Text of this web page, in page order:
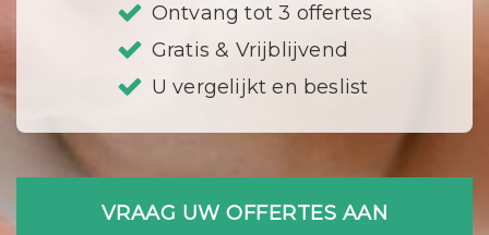
Ontvang tot 3 offertes
Gratis & Vrijblijvend
U vergelijkt en beslist
VRAAG UW OFFERTES AAN